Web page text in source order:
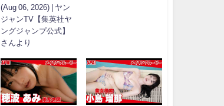
(Aug 06, 2026) | ヤン
ジャンTV【集英社ヤ
ングジャンプ公式】
さんより